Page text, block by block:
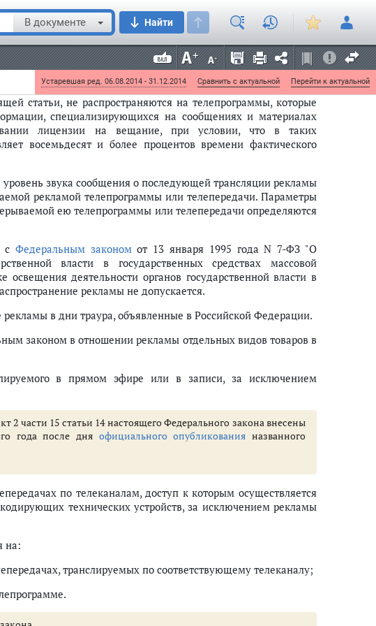
В документе Найти
Устаревшая ред. 06.08.2014 - 31.12.2014 Сравнить с актуальной Перейти к актуальной
чтобы прерывание трансляции не привело к потере части
При этом общая продолжительность такой рекламы не
трансляции спортивного соревнования.
фильмы, могут прерываться рекламой таким образом, чтобы
рекламой не превышала четыре минуты.
статьи, не распространяются на телепрограммы, которые
специализирующихся на сообщениях и материалах
лицензии на вещание, при условии, что в таких
восемьдесят и более процентов времени фактического
звука сообщения о последующей трансляции рекламы
рекламой телепрограммы или телепередачи. Параметры
ею телепрограммы или телепередачи определяются
с Федеральным закономот 13 января 1995 года N 7-ФЗ "О
власти в государственных средствах массовой
деятельности органов государственной власти в
рекламы не допускается.
рекламы в дни траура, объявленные в Российской Федерации.
законом в отношении рекламы отдельных видов товаров в
в прямом эфире или в записи, за исключением
2 части 15 статьи 14 настоящего Федерального закона внесены
года после дня официального опубликования названного
по телеканалам, доступ к которым осуществляется
технических устройств, за исключением рекламы
на:
транслируемых по соответствующему телеканалу;